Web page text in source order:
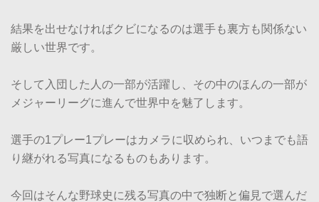
結果を出せなければクビになるのは選手も裏方も関係ない
厳しい世界です。
そして入団した人の一部が活躍し、その中のほんの一部が
メジャーリーグに進んで世界中を魅了します。
選手の1プレー1プレーはカメラに収められ、いつまでも語
り継がれる写真になるものもあります。
今回はそんな野球史に残る写真の中で独断と偏見で選んだ